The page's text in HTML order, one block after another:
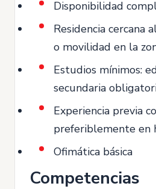
Disponibilidad
Residencia cercana
o movilidad en la
Estudios mínimos:
secundaria
Experiencia previa
preferiblemente en
Ofimática básica
Competencias